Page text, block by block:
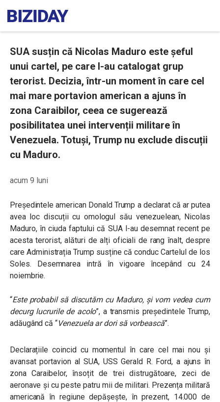
SUA susțin că Nicolas Maduro este șeful
unui cartel, pe care l-au catalogat grup
terorist. Decizia, într-un moment în care cel
mai mare portavion american a ajuns în
zona Caraibilor, ceea ce sugerează
posibilitatea unei intervenții militare în
Venezuela. Totuși, Trump nu exclude discuții
cu Maduro.
acum 9 luni
Președintele american Donald Trump a declarat că ar putea
avea loc discuții cu omologul său venezuelean, Nicolas
Maduro, în ciuda faptului că SUA l-au desemnat recent pe
acesta terorist, alături de alți oficiali de rang înalt, despre
care Administrația Trump susține că conduc Cartelul de los
Soles. Desemnarea intră în vigoare începând cu 24
noiembrie.
“Este probabil să discutăm cu Maduro, și vom vedea cum
decurg lucrurile de acolo”, a transmis președintele Trump,
adăugând că “Venezuela ar dori să vorbească”.
Declarațiile coincid cu momentul în care cel mai nou și
avansat portavion al SUA, USS Gerald R. Ford, a ajuns în
zona Caraibelor, însoțit de trei distrugătoare, zeci de
aeronave și cu peste patru mii de militari. Prezența militară
americană în regiune depășește, în prezent, 14.000 de